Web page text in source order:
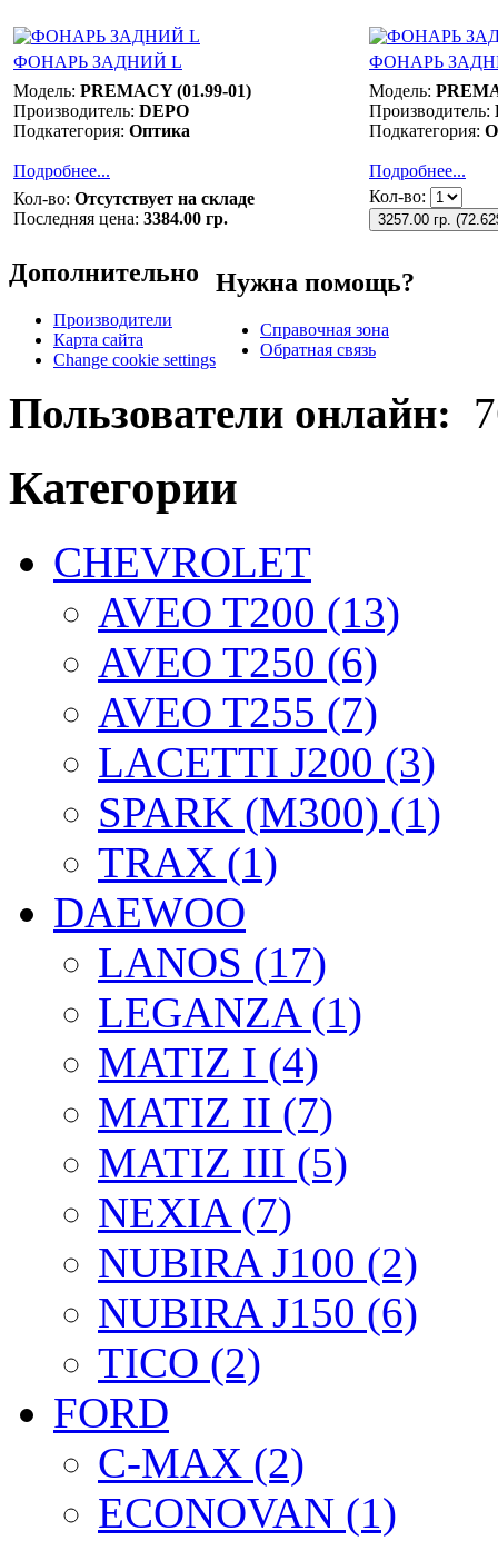
ФОНАРЬ ЗАДНИЙ L
ФОНАРЬ
Модель: PREMACY (01.99-01)
Производитель: DEPO
Подкатегория: Оптика
Подробнее...
Модель:
Производитель:
Подкатегория:
Подробнее...
Кол-во: Отсутствует на складе
Последняя цена: 3384.00 гр.
Кол-во:
3257.00 гр. (
Дополнительно
Производители
Карта сайта
Change cookie settings
Нужна помощь?
Справочная зона
Обратная связь
Пользователи онлайн:
Категории
CHEVROLET
AVEO T200 (13)
AVEO T250 (6)
AVEO T255 (7)
LACETTI J200 (3)
SPARK (M300) (1)
TRAX (1)
DAEWOO
LANOS (17)
LEGANZA (1)
MATIZ I (4)
MATIZ II (7)
MATIZ III (5)
NEXIA (7)
NUBIRA J100 (2)
NUBIRA J150 (6)
TICO (2)
FORD
C-MAX (2)
ECONOVAN (1)